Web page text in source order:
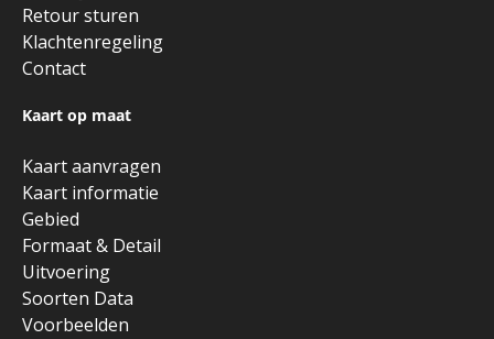
Retour sturen
Klachtenregeling
Contact
Kaart op maat
Kaart aanvragen
Kaart informatie
Gebied
Formaat & Detail
Uitvoering
Soorten Data
Voorbeelden